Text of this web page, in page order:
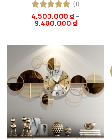
Được xếp
hạng55
(1)
4.500.000 ₫ –
9.400.000 ₫